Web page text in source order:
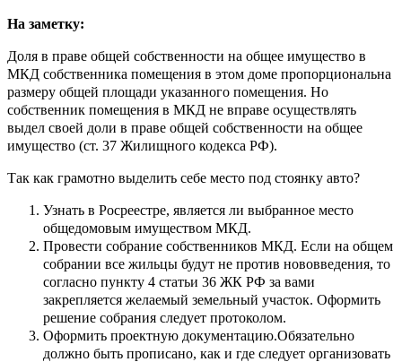
На заметку:
Доля в праве общей собственности на общее имущество в
МКД собственника помещения в этом доме пропорциональна
размеру общей площади указанного помещения. Но
собственник помещения в МКД не вправе осуществлять
выдел своей доли в праве общей собственности на общее
имущество (ст. 37 Жилищного кодекса РФ).
Так как грамотно выделить себе место под стоянку авто?
Узнать в Росреестре, является ли выбранное место
общедомовым имуществом МКД.
Провести собрание собственников МКД. Если на общем
собрании все жильцы будут не против нововведения, то
согласно пункту 4 статьи 36 ЖК РФ за вами
закрепляется желаемый земельный участок. Оформить
решение собрания следует протоколом.
Оформить проектную документацию.Обязательно
должно быть прописано, как и где следует организовать